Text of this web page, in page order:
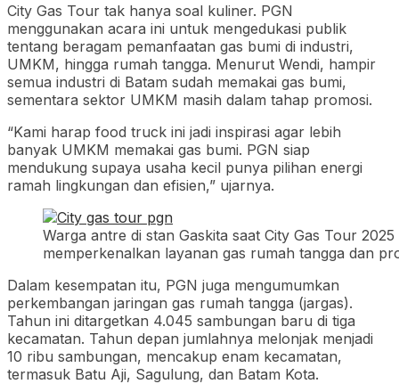
City Gas Tour tak hanya soal kuliner. PGN
menggunakan acara ini untuk mengedukasi publik
tentang beragam pemanfaatan gas bumi di industri,
UMKM, hingga rumah tangga. Menurut Wendi, hampir
semua industri di Batam sudah memakai gas bumi,
sementara sektor UMKM masih dalam tahap promosi.
“Kami harap food truck ini jadi inspirasi agar lebih
banyak UMKM memakai gas bumi. PGN siap
mendukung supaya usaha kecil punya pilihan energi
ramah lingkungan dan efisien,” ujarnya.
Warga antre di stan Gaskita saat City Gas Tour
memperkenalkan layanan gas rumah tangga dan
Dalam kesempatan itu, PGN juga mengumumkan
perkembangan jaringan gas rumah tangga (jargas).
Tahun ini ditargetkan 4.045 sambungan baru di tiga
kecamatan. Tahun depan jumlahnya melonjak menjadi
10 ribu sambungan, mencakup enam kecamatan,
termasuk Batu Aji, Sagulung, dan Batam Kota.